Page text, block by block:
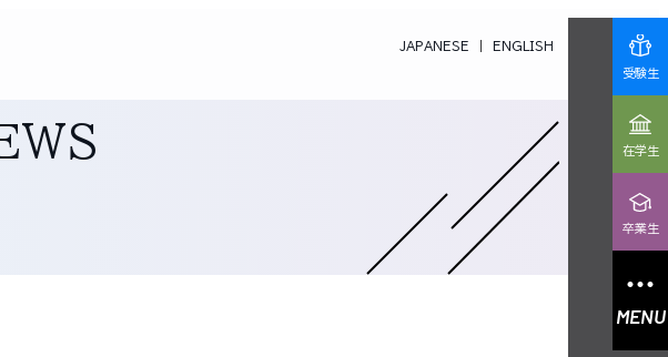
JAPANESE ENGLISH
受験生
在学生
卒業生
MENU